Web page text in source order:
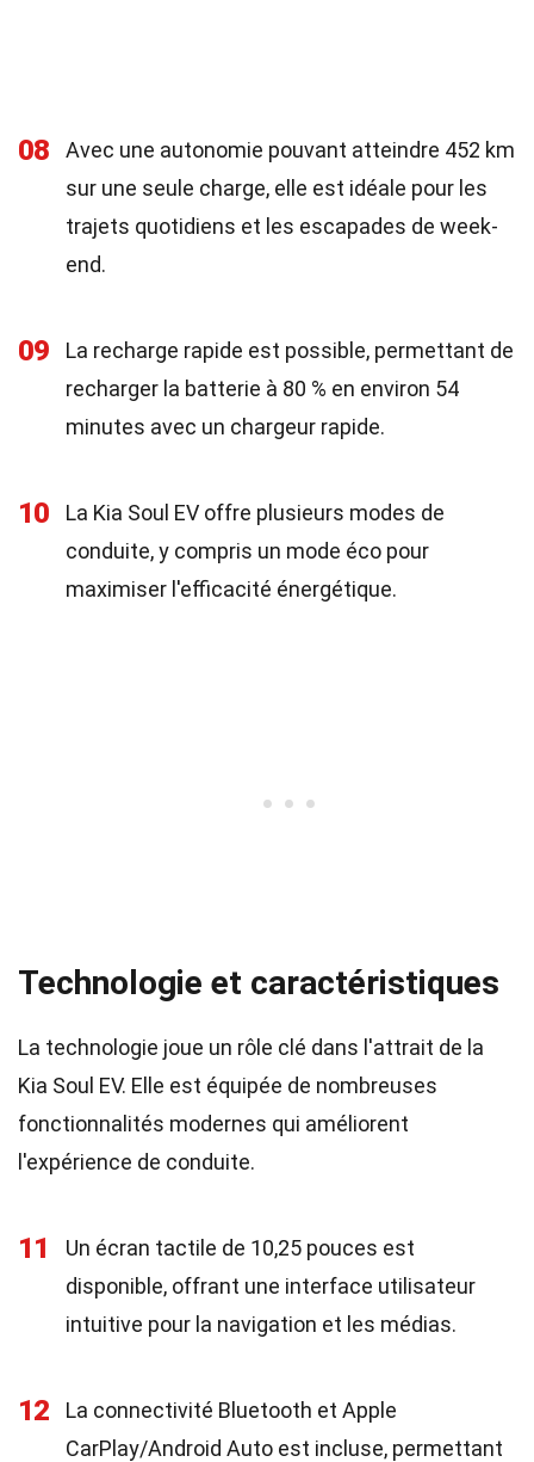
08
Avec une autonomie pouvant atteindre 452 km
sur une seule charge, elle est idéale pour les
trajets quotidiens et les escapades de week-
end.
09
La recharge rapide est possible, permettant de
recharger la batterie à 80 % en environ 54
minutes avec un chargeur rapide.
10
La Kia Soul EV offre plusieurs modes de
conduite, y compris un mode éco pour
maximiser l'efficacité énergétique.
Technologie et caractéristiques
La technologie joue un rôle clé dans l'attrait de la
Kia Soul EV. Elle est équipée de nombreuses
fonctionnalités modernes qui améliorent
l'expérience de conduite.
11
Un écran tactile de 10,25 pouces est
disponible, offrant une interface utilisateur
intuitive pour la navigation et les médias.
12
La connectivité Bluetooth et Apple
CarPlay/Android Auto est incluse, permettant